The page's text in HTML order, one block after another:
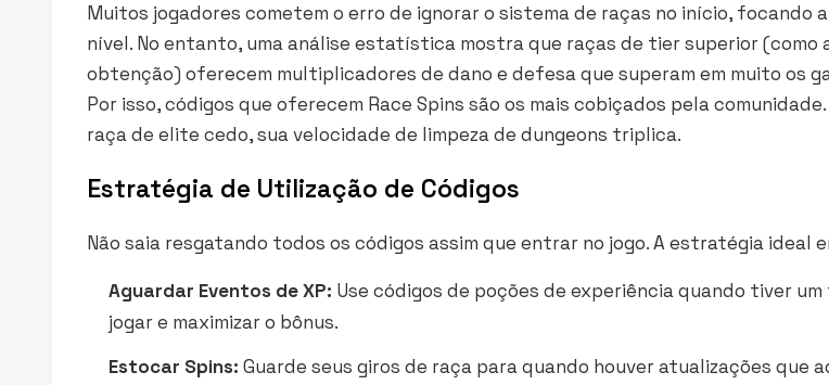
Muitos jogadores cometem o erro de ignorar o sistema de raças no início, focando
nível. No entanto, uma análise estatística mostra que raças de tier superior (como
obtenção) oferecem multiplicadores de dano e defesa que superam em muito os
Por isso, códigos que oferecem Race Spins são os mais cobiçados pela
raça de elite cedo, sua velocidade de limpeza de dungeons triplica.
Estratégia de Utilização de Códigos
Não saia resgatando todos os códigos assim que entrar no jogo. A estratégia ideal
Aguardar Eventos de XP: Use códigos de poções de experiência quando tiver
jogar e maximizar o bônus.
Estocar Spins: Guarde seus giros de raça para quando houver atualizações que